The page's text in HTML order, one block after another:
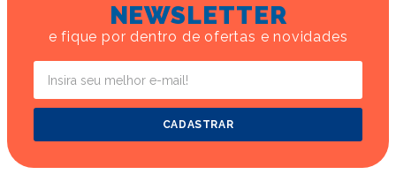
NEWSLETTER
e fique por dentro de ofertas e novidades
CADASTRAR